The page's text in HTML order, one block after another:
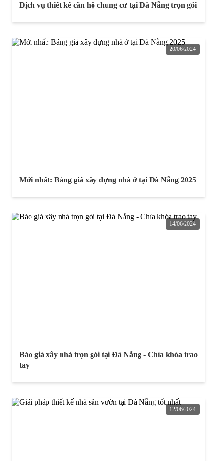
Dịch vụ thiết kế căn hộ chung cư tại Đà Nẵng trọn gói
20/06/2024
Mới nhất: Bảng giá xây dựng nhà ở tại Đà Nẵng 2025
14/06/2024
Báo giá xây nhà trọn gói tại Đà Nẵng - Chìa khóa trao
tay
12/06/2024